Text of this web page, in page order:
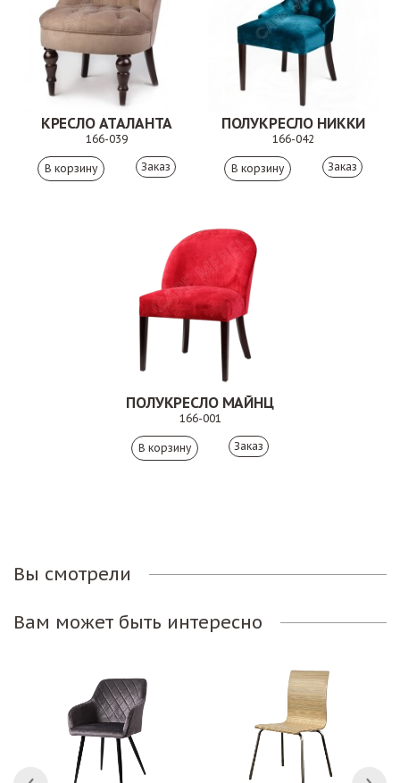
КРЕСЛО АТАЛАНТА
166-039
Заказ
ПОЛУКРЕСЛО НИККИ
166-042
Заказ
ПОЛУКРЕСЛО МАЙНЦ
166-001
Заказ
Вы смотрели
Вам может быть интересно